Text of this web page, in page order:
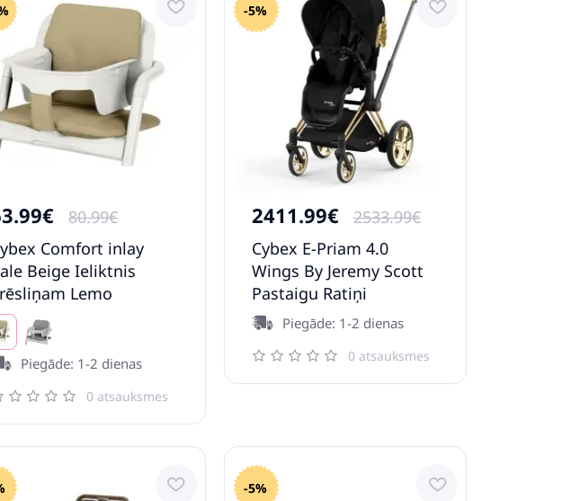
80.99€
Comfort inlay
Beige Ieliktnis
Lemo
Piegāde: 1-2 dienas
0 atsauksmes
-5%
2411.99€
2533.99€
Cybex E-Priam 4.0
Wings By Jeremy Scott
Pastaigu Ratiņi
Piegāde: 1-2 dienas
0 atsauksmes
-5%